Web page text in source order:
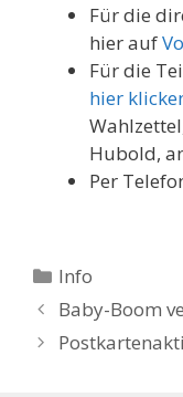
Für die
hier auf
Für die
hier
Hubold,
Per
Kategorien
Info
Beitrags-
Navigation
Baby-Boom